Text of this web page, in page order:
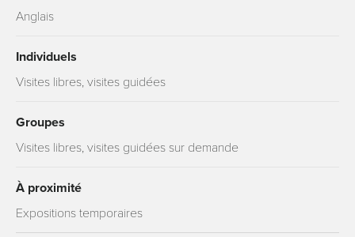
Anglais
Individuels
Visites libres, visites guidées
Groupes
Visites libres, visites guidées sur demande
À proximité
Expositions temporaires